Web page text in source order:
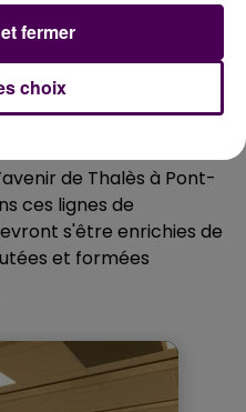
que du civil, est une
du site, Thierry
et à l’effort
du ministre
de Thalès à Pont-
ces lignes de
s'être enrichies de
et formées
choix
fermer